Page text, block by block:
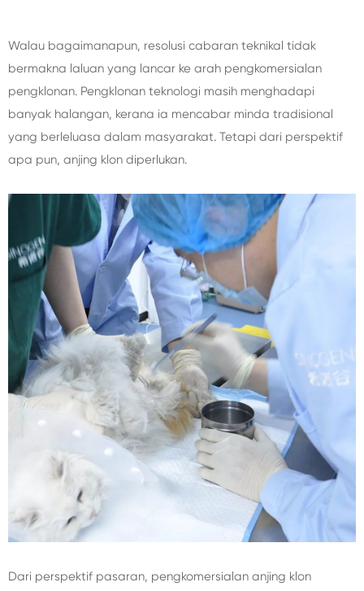
Walau bagaimanapun, resolusi cabaran teknikal tidak
bermakna laluan yang lancar ke arah pengkomersialan
pengklonan. Pengklonan teknologi masih menghadapi
banyak halangan, kerana ia mencabar minda tradisional
yang berleluasa dalam masyarakat. Tetapi dari perspektif
apa pun, anjing klon diperlukan.
Dari perspektif pasaran, pengkomersialan anjing klon